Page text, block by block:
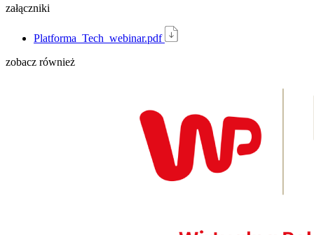
załączniki
Platforma_Tech_webinar.pdf
zobacz również